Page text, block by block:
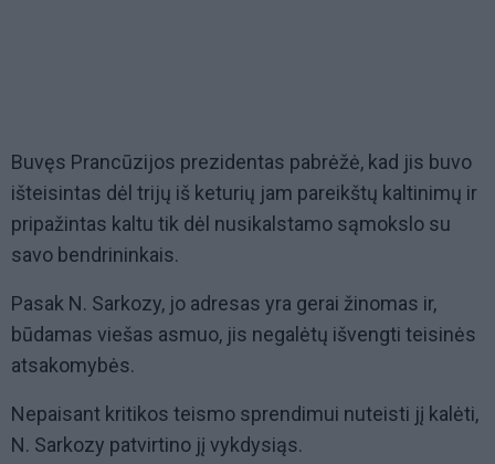
Buvęs Prancūzijos prezidentas pabrėžė, kad jis buvo
išteisintas dėl trijų iš keturių jam pareikštų kaltinimų ir
pripažintas kaltu tik dėl nusikalstamo sąmokslo su
savo bendrininkais.
Pasak N. Sarkozy, jo adresas yra gerai žinomas ir,
būdamas viešas asmuo, jis negalėtų išvengti teisinės
atsakomybės.
Nepaisant kritikos teismo sprendimui nuteisti jį kalėti,
N. Sarkozy patvirtino jį vykdysiąs.